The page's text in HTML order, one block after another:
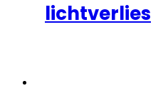
lichtverlies